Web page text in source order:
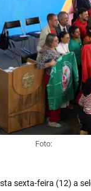
Foto:
sexta-feira (12) a